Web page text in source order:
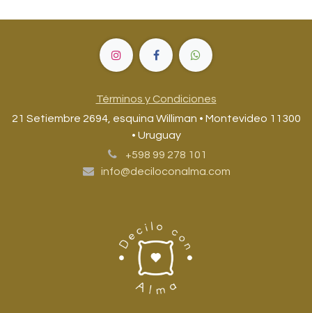
Términos y Condiciones
21 Setiembre 2694, esquina Williman • Montevideo 11300
• Uruguay
+598 99 278 101
info@deciloconalma.com